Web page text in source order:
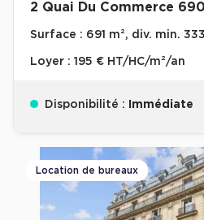
2 Quai Du Commerce
Surface : 691 m², div. min.
Loyer : 195 € HT/HC/m²/an
Disponibilité : Immédiate
Location de bureaux